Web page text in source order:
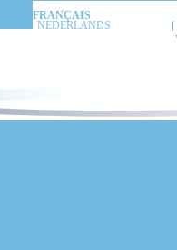
FRANÇAIS
NEDERLANDS